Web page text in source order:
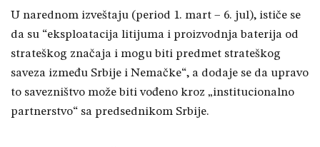
U narednom izveštaju (period 1. mart – 6. jul), ističe se
da su “eksploatacija litijuma i proizvodnja baterija od
strateškog značaja i mogu biti predmet strateškog
saveza između Srbije i Nemačke“, a dodaje se da upravo
to savezništvo može biti vođeno kroz „institucionalno
partnerstvo“ sa predsednikom Srbije.